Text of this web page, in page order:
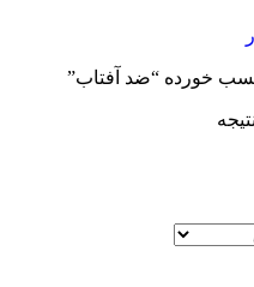
خورده “ضد آفتاب”